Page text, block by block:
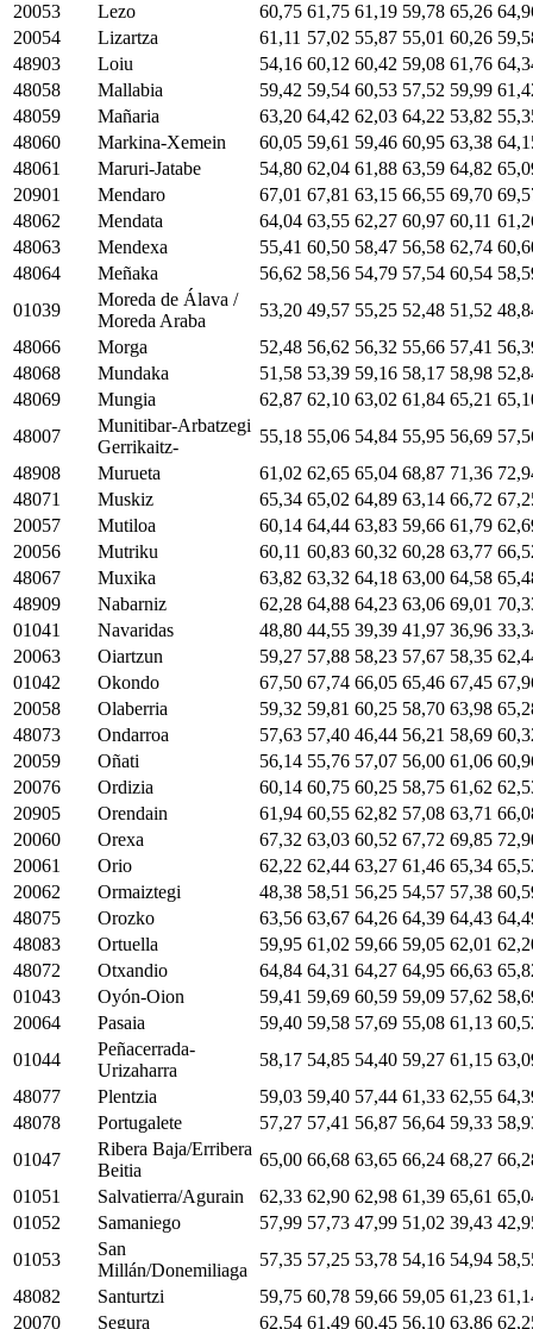
20053
Lezo 60,75 61,75 61,19 59,78 65,26
20054
Lizartza 61,11 57,02 55,87 55,01 60,26
48903
Loiu 54,16 60,12 60,42 59,08 61,76
48058
Mallabia 59,42 59,54 60,53 57,52 59,99
48059
Mañaria 63,20 64,42 62,03 64,22 53,82
48060
Markina-Xemein 60,05 59,61 59,46 60,95 63,38
48061
Maruri-Jatabe 54,80 62,04 61,88 63,59 64,82
20901
Mendaro 67,01 67,81 63,15 66,55 69,70
48062
Mendata 64,04 63,55 62,27 60,97 60,11
48063
Mendexa 55,41 60,50 58,47 56,58 62,74
48064
Meñaka 56,62 58,56 54,79 57,54 60,54
01039
Moreda de Álava /
Moreda Araba
53,20 49,57 55,25 52,48 51,52
48066
Morga 52,48 56,62 56,32 55,66 57,41
48068
Mundaka 51,58 53,39 59,16 58,17 58,98
48069
Mungia 62,87 62,10 63,02 61,84 65,21
48007
Munitibar-Arbatzegi
Gerrikaitz-
55,18 55,06 54,84 55,95 56,69
48908
Murueta 61,02 62,65 65,04 68,87 71,36
48071
Muskiz 65,34 65,02 64,89 63,14 66,72
20057
Mutiloa 60,14 64,44 63,83 59,66 61,79
20056
Mutriku 60,11 60,83 60,32 60,28 63,77
48067
Muxika 63,82 63,32 64,18 63,00 64,58
48909
Nabarniz 62,28 64,88 64,23 63,06 69,01
01041
Navaridas 48,80 44,55 39,39 41,97 36,96
20063
Oiartzun 59,27 57,88 58,23 57,67 58,35
01042
Okondo 67,50 67,74 66,05 65,46 67,45
20058
Olaberria 59,32 59,81 60,25 58,70 63,98
48073
Ondarroa 57,63 57,40 46,44 56,21 58,69
20059
Oñati 56,14 55,76 57,07 56,00 61,06
20076
Ordizia 60,14 60,75 60,25 58,75 61,62
20905
Orendain 61,94 60,55 62,82 57,08 63,71
20060
Orexa 67,32 63,03 60,52 67,72 69,85
20061
Orio 62,22 62,44 63,27 61,46 65,34
20062
Ormaiztegi 48,38 58,51 56,25 54,57 57,38
48075
Orozko 63,56 63,67 64,26 64,39 64,43
48083
Ortuella 59,95 61,02 59,66 59,05 62,01
48072
Otxandio 64,84 64,31 64,27 64,95 66,63
01043
Oyón-Oion 59,41 59,69 60,59 59,09 57,62
20064
Pasaia 59,40 59,58 57,69 55,08 61,13
01044
Peñacerrada-
Urizaharra
58,17 54,85 54,40 59,27 61,15
48077
Plentzia 59,03 59,40 57,44 61,33 62,55
48078
Portugalete 57,27 57,41 56,87 56,64 59,33
01047
Ribera Baja/Erribera
Beitia
65,00 66,68 63,65 66,24 68,27
01051
Salvatierra/Agurain 62,33 62,90 62,98 61,39 65,61
01052
Samaniego 57,99 57,73 47,99 51,02 39,43
01053
San
Millán/Donemiliaga
57,35 57,25 53,78 54,16 54,94
48082
Santurtzi 59,75 60,78 59,66 59,05 61,23
20070
Segura 62,54 61,49 60,45 56,10 63,86